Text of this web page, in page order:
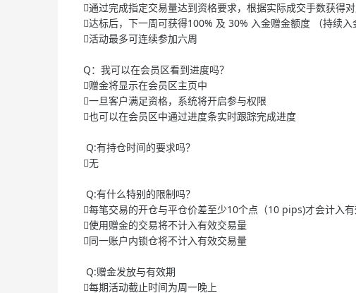
通过完成指定交易量达到资格要求，根据实际成交手数获得对
达标后，下一周可获得100% 及 30% 入金赠金额度 （持续入
活动最多可连续参加六周
Q：我可以在会员区看到进度吗？
赠金将显示在会员区主页中
一旦客户满足资格，系统将开启参与权限
也可以在会员区中通过进度条实时跟踪完成进度
Q:有持仓时间的要求吗？
无
Q:有什么特别的限制吗？
每笔交易的开仓与平仓价差至少10个点（10 pips)才会计入
使用赠金的交易将不计入有效交易量
同一账户内锁仓将不计入有效交易量
Q:赠金发放与有效期
每期活动截止时间为周一晚上